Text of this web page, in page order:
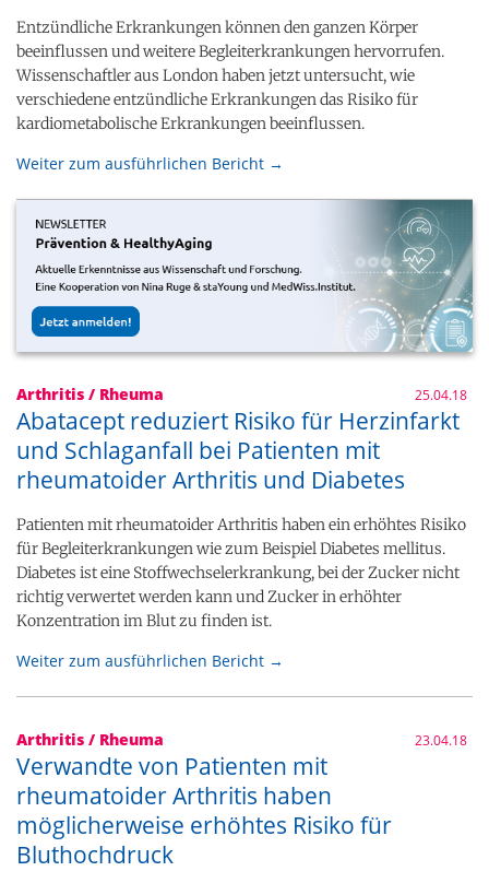
Entzündliche Erkrankungen können den ganzen Körper
beeinflussen und weitere Begleiterkrankungen hervorrufen.
Wissenschaftler aus London haben jetzt untersucht, wie
verschiedene entzündliche Erkrankungen das Risiko für
kardiometabolische Erkrankungen beeinflussen.
Weiter zum ausführlichen Bericht →
Arthritis / Rheuma 25.04.18
Abatacept reduziert Risiko für Herzinfarkt
und Schlaganfall bei Patienten mit
rheumatoider Arthritis und Diabetes
Patienten mit rheumatoider Arthritis haben ein erhöhtes Risiko
für Begleiterkrankungen wie zum Beispiel Diabetes mellitus.
Diabetes ist eine Stoffwechselerkrankung, bei der Zucker nicht
richtig verwertet werden kann und Zucker in erhöhter
Konzentration im Blut zu finden ist.
Weiter zum ausführlichen Bericht →
Arthritis / Rheuma 23.04.18
Verwandte von Patienten mit
rheumatoider Arthritis haben
möglicherweise erhöhtes Risiko für
Bluthochdruck